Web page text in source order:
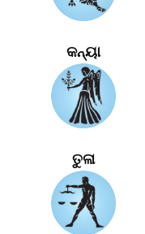
କନ୍ୟା
ତୁଳା